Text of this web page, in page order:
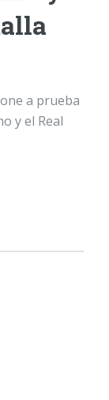
a prueba
y el Real